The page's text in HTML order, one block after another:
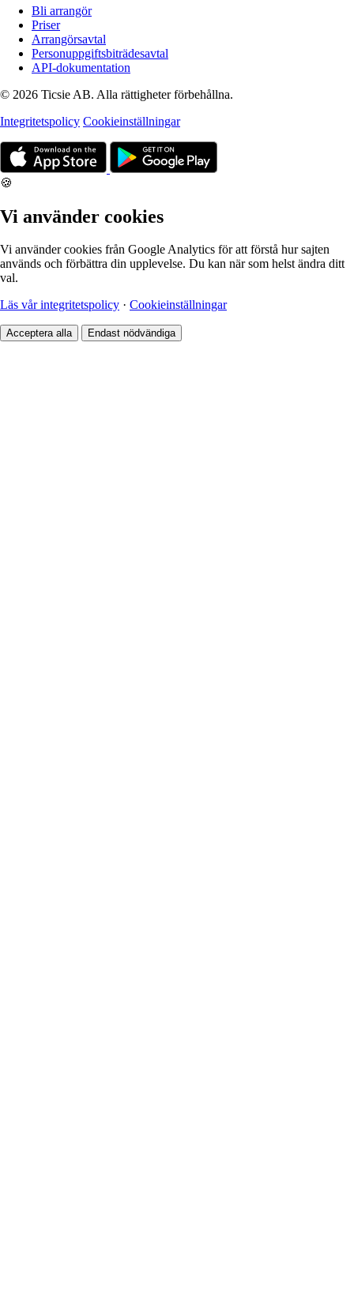
Bli arrangör
Priser
Arrangörsavtal
Personuppgiftsbiträdesavtal
API-dokumentation
© 2026 Ticsie AB. Alla rättigheter förbehållna.
Integritetspolicy Cookieinställningar
🍪
Vi använder cookies
Vi använder cookies från Google Analytics för att förstå hur sajten
används och förbättra din upplevelse. Du kan när som helst ändra ditt
val.
Läs vår integritetspolicy · Cookieinställningar
Acceptera alla Endast nödvändiga